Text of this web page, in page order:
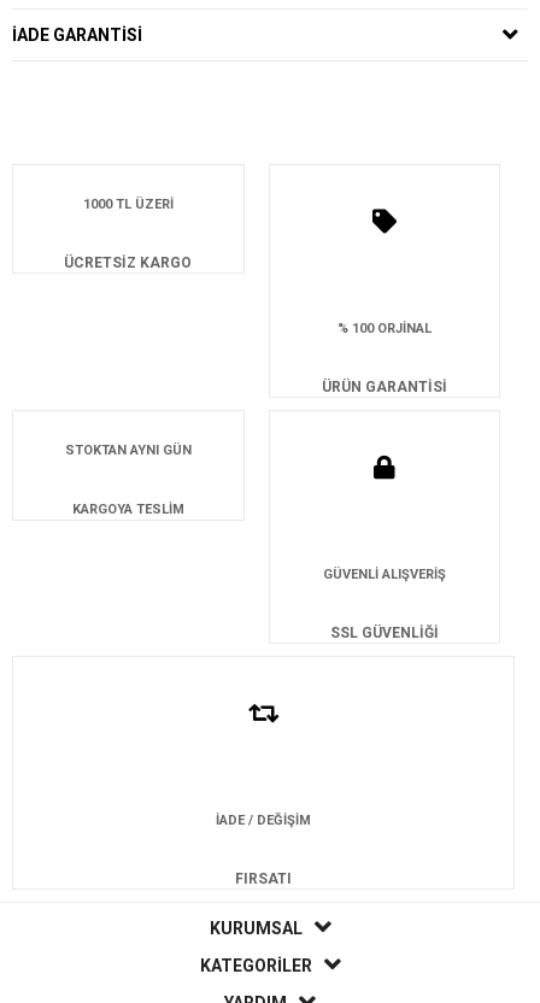
İADE GARANTISI
1000 TL ÜZERİ
ÜCRETSİZ KARGO
% 100 ORJİNAL
ÜRÜN GARANTİSİ
STOKTAN AYNI GÜN
KARGOYA TESLİM
GÜVENLİ ALIŞVERİŞ
SSL GÜVENLİĞİ
İADE / DEĞİŞİM
FIRSATI
KURUMSAL
KATEGORİLER